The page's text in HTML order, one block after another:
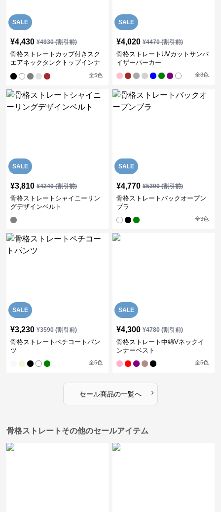
SALE
¥4,430 ¥4930(割引前)
骨格ストレートカップ付きスク
エアネックタンクトップインナ
全5色
SALE
¥4,020 ¥4470(割引前)
骨格ストレートUVカットサンバ
イザーパーカー
全8色
SALE
¥3,810 ¥4240(割引前)
骨格ストレートシャイニーリン
グデザインベルト
SALE
¥4,770 ¥5300(割引前)
骨格ストレートバックオープン
ブラ
全3色
SALE
¥3,230 ¥3590(割引前)
骨格ストレートペチコートパン
ツ
全5色
SALE
¥4,300 ¥4780(割引前)
骨格ストレート中綿Vネックイ
ンナーベスト
全5色
セール商品の一覧へ ›
骨格ストレートその他のセールアイテム